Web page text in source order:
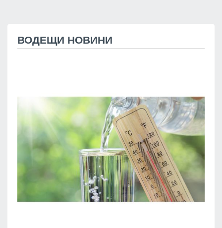
ВОДЕЩИ НОВИНИ